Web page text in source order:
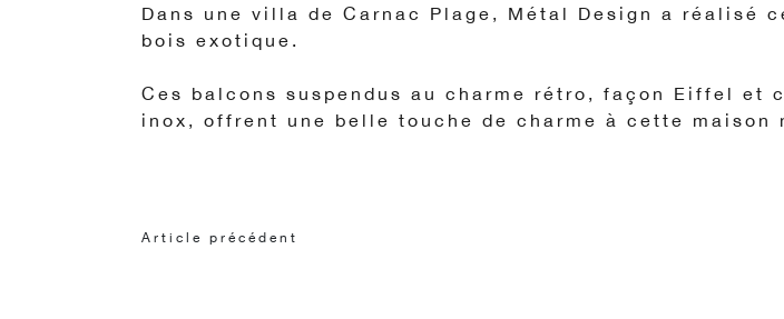
Dans une villa de Carnac Plage, Métal Design a réalisé
bois exotique.
Ces balcons suspendus au charme rétro, façon Eiffel et
inox, offrent une belle touche de charme à cette maison
Article précédent